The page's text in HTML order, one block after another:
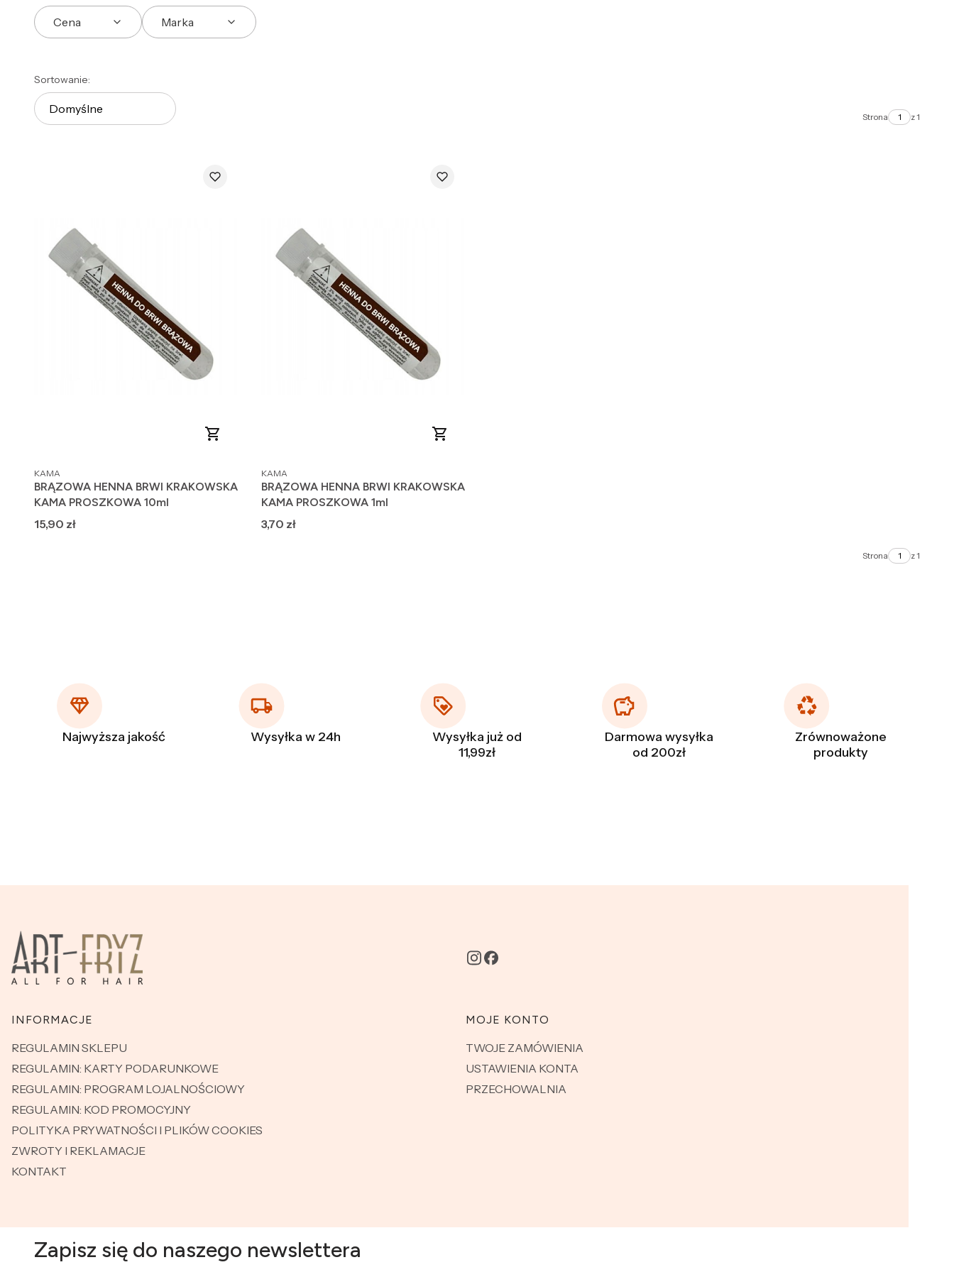
Cena Marka
Lista produktów
Sortowanie:
Domyślne
Strona z 1
PRODUCENT
KAMA
BRĄZOWA HENNA BRWI KRAKOWSKA
KAMA PROSZKOWA 10ml
Cena
15,90 zł
PRODUCENT
KAMA
BRĄZOWA HENNA BRWI KRAKOWSKA
KAMA PROSZKOWA 1ml
Cena
3,70 zł
Strona z 1
Najwyższa jakość Wysyłka w 24h
Wysyłka już od
11,99zł
Darmowa wysyłka
od 200zł
Zrównoważone
produkty
Linki w stopce
INFORMACJE
REGULAMIN SKLEPU
REGULAMIN: KARTY PODARUNKOWE
REGULAMIN: PROGRAM LOJALNOŚCIOWY
REGULAMIN: KOD PROMOCYJNY
POLITYKA PRYWATNOŚCI I PLIKÓW COOKIES
ZWROTY I REKLAMACJE
KONTAKT
MOJE KONTO
TWOJE ZAMÓWIENIA
USTAWIENIA KONTA
PRZECHOWALNIA
Zapisz się do naszego newslettera